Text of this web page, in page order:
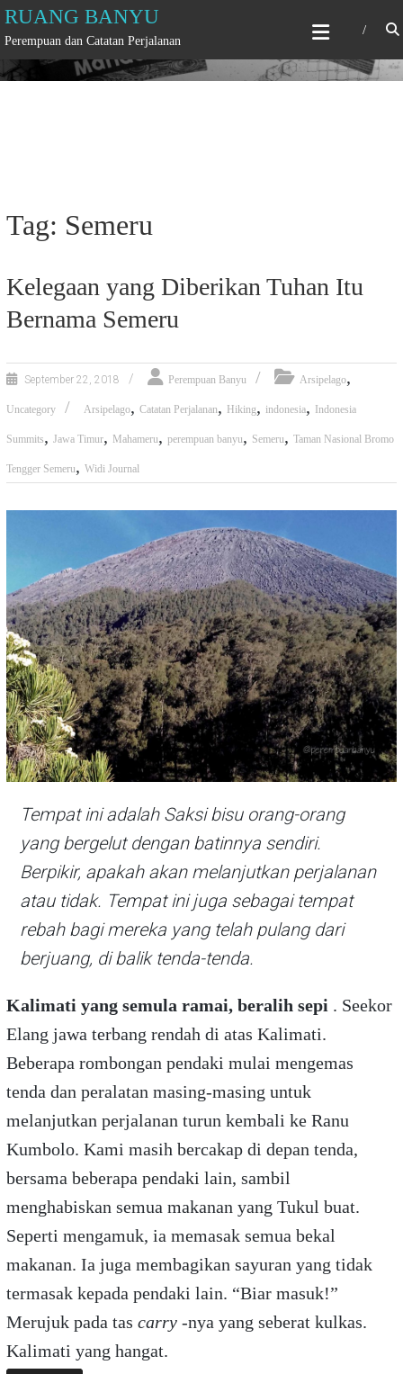
Skip
to
content
RUANG BANYU
Perempuan dan Catatan Perjalanan
Tag: Semeru
Kelegaan yang Diberikan Tuhan Itu
Bernama Semeru
September 22, 2018 Perempuan Banyu Arsipelago,
Uncategory Arsipelago, Catatan Perjalanan, Hiking, indonesia, Indonesia
Summits, Jawa Timur, Mahameru, perempuan banyu, Semeru, Taman Nasional Bromo
Tengger Semeru, Widi Journal
Tempat ini adalah Saksi bisu orang-orang
yang bergelut dengan batinnya sendiri.
Berpikir, apakah akan melanjutkan perjalanan
atau tidak. Tempat ini juga sebagai tempat
rebah bagi mereka yang telah pulang dari
berjuang, di balik tenda-tenda.
Kalimati yang semula ramai, beralih sepi . Seekor
Elang jawa terbang rendah di atas Kalimati.
Beberapa rombongan pendaki mulai mengemas
tenda dan peralatan masing-masing untuk
melanjutkan perjalanan turun kembali ke Ranu
Kumbolo. Kami masih bercakap di depan tenda,
bersama beberapa pendaki lain, sambil
menghabiskan semua makanan yang Tukul buat.
Seperti mengamuk, ia memasak semua bekal
makanan. Ia juga membagikan sayuran yang tidak
termasak kepada pendaki lain. “Biar masuk!”
Merujuk pada tas carry-nya yang seberat kulkas.
Kalimati yang hangat.